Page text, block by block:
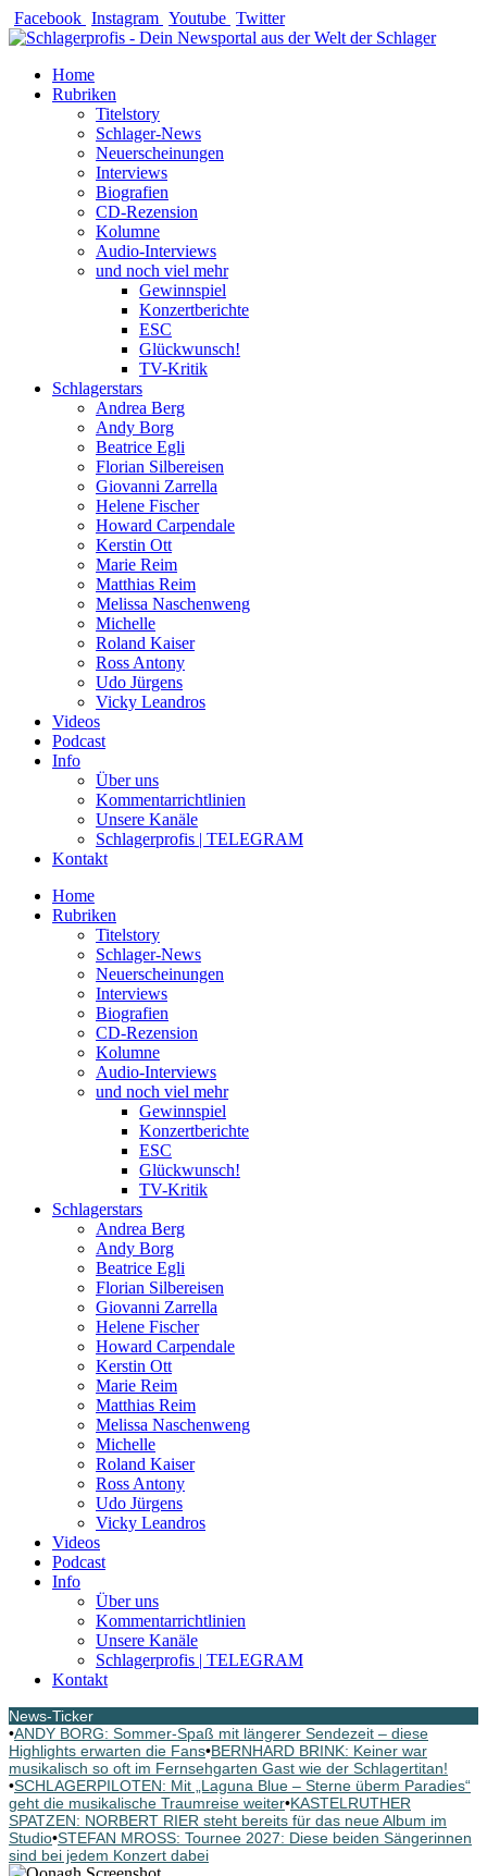
Zum
Inhalt
Facebook Instagram Youtube Twitter
Home
Rubriken
Titelstory
Schlager-News
Neuerscheinungen
Interviews
Biografien
CD-Rezension
Kolumne
Audio-Interviews
und noch viel mehr
Gewinnspiel
Konzertberichte
ESC
Glückwunsch!
TV-Kritik
Schlagerstars
Andrea Berg
Andy Borg
Beatrice Egli
Florian Silbereisen
Giovanni Zarrella
Helene Fischer
Howard Carpendale
Kerstin Ott
Marie Reim
Matthias Reim
Melissa Naschenweng
Michelle
Roland Kaiser
Ross Antony
Udo Jürgens
Vicky Leandros
Videos
Podcast
Info
Über uns
Kommentarrichtlinien
Unsere Kanäle
Schlagerprofis | TELEGRAM
Kontakt
Home
Rubriken
Titelstory
Schlager-News
Neuerscheinungen
Interviews
Biografien
CD-Rezension
Kolumne
Audio-Interviews
und noch viel mehr
Gewinnspiel
Konzertberichte
ESC
Glückwunsch!
TV-Kritik
Schlagerstars
Andrea Berg
Andy Borg
Beatrice Egli
Florian Silbereisen
Giovanni Zarrella
Helene Fischer
Howard Carpendale
Kerstin Ott
Marie Reim
Matthias Reim
Melissa Naschenweng
Michelle
Roland Kaiser
Ross Antony
Udo Jürgens
Vicky Leandros
Videos
Podcast
Info
Über uns
Kommentarrichtlinien
Unsere Kanäle
Schlagerprofis | TELEGRAM
Kontakt
News-Ticker
•ANDY BORG: Sommer-Spaß mit längerer Sendezeit – diese
Highlights erwarten die Fans•BERNHARD BRINK: Keiner war
musikalisch so oft im Fernsehgarten Gast wie der Schlagertitan!
•SCHLAGERPILOTEN: Mit „Laguna Blue – Sterne überm Paradies“
geht die musikalische Traumreise weiter•KASTELRUTHER
SPATZEN: NORBERT RIER steht bereits für das neue Album im
Studio•STEFAN MROSS: Tournee 2027: Diese beiden Sängerinnen
sind bei jedem Konzert dabei